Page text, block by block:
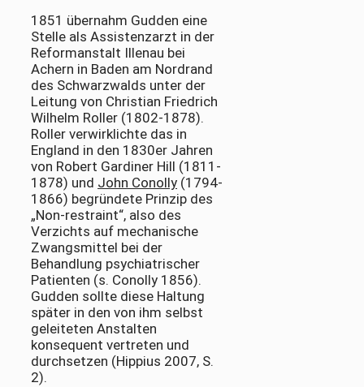
1851 übernahm Gudden eine
Stelle als Assistenzarzt in der
Reformanstalt Illenau bei
Achern in Baden am Nordrand
des Schwarzwalds unter der
Leitung von Christian Friedrich
Wilhelm Roller (1802-1878).
Roller verwirklichte das in
England in den 1830er Jahren
von Robert Gardiner Hill (1811-
1878) und John Conolly (1794-
1866) begründete Prinzip des
„Non-restraint“, also des
Verzichts auf mechanische
Zwangsmittel bei der
Behandlung psychiatrischer
Patienten (s. Conolly 1856).
Gudden sollte diese Haltung
später in den von ihm selbst
geleiteten Anstalten
konsequent vertreten und
durchsetzen (Hippius 2007, S.
2).